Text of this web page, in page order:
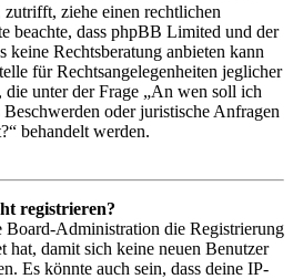
zutrifft, ziehe einen rechtlichen
beachte, dass phpBB Limited und der
keine Rechtsberatung anbieten kann
für Rechtsangelegenheiten jeglicher
die unter der Frage „An wen soll ich
oder juristische Anfragen
behandelt werden.
registrieren?
Board-Administration die Registrierung
hat, damit sich keine neuen Benutzer
Es könnte auch sein, dass deine IP-